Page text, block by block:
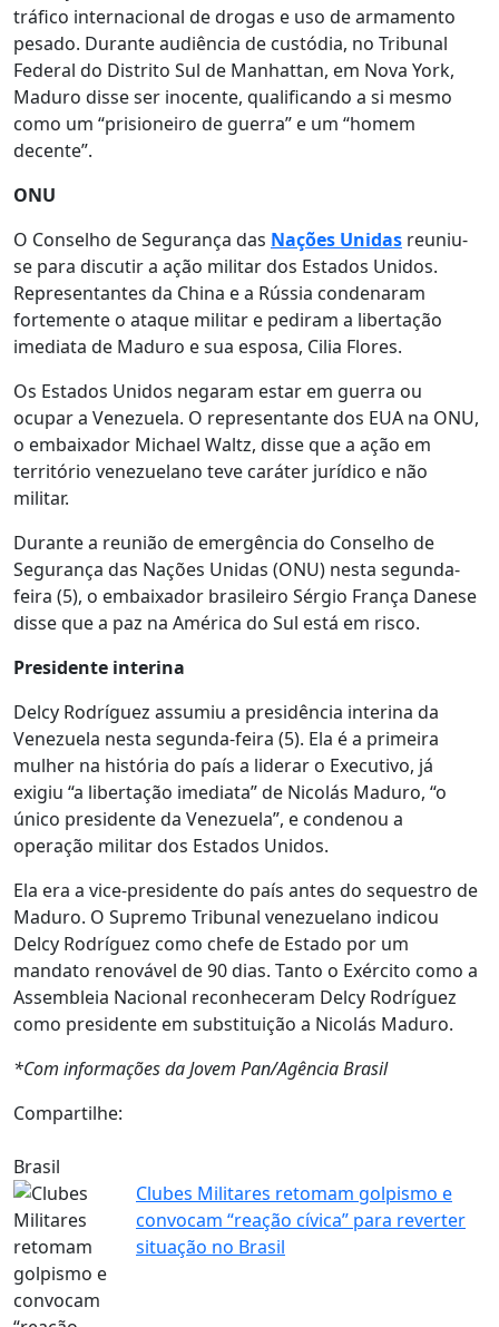
tráfico internacional de drogas e uso de armamento
pesado. Durante audiência de custódia, no Tribunal
Federal do Distrito Sul de Manhattan, em Nova York,
Maduro disse ser inocente, qualificando a si mesmo
como um “prisioneiro de guerra” e um “homem
decente”.
ONU
O Conselho de Segurança das Nações Unidas reuniu-
se para discutir a ação militar dos Estados Unidos.
Representantes da China e a Rússia condenaram
fortemente o ataque militar e pediram a libertação
imediata de Maduro e sua esposa, Cilia Flores.
Os Estados Unidos negaram estar em guerra ou
ocupar a Venezuela. O representante dos EUA na ONU,
o embaixador Michael Waltz, disse que a ação em
território venezuelano teve caráter jurídico e não
militar.
Durante a reunião de emergência do Conselho de
Segurança das Nações Unidas (ONU) nesta segunda-
feira (5), o embaixador brasileiro Sérgio França Danese
disse que a paz na América do Sul está em risco.
Presidente interina
Delcy Rodríguez assumiu a presidência interina da
Venezuela nesta segunda-feira (5). Ela é a primeira
mulher na história do país a liderar o Executivo, já
exigiu “a libertação imediata” de Nicolás Maduro, “o
único presidente da Venezuela”, e condenou a
operação militar dos Estados Unidos.
Ela era a vice-presidente do país antes do sequestro de
Maduro. O Supremo Tribunal venezuelano indicou
Delcy Rodríguez como chefe de Estado por um
mandato renovável de 90 dias. Tanto o Exército como a
Assembleia Nacional reconheceram Delcy Rodríguez
como presidente em substituição a Nicolás Maduro.
*Com informações da Jovem Pan/Agência Brasil
Compartilhe:
Brasil
Clubes Militares retomam golpismo e
convocam “reação cívica” para reverter
situação no Brasil